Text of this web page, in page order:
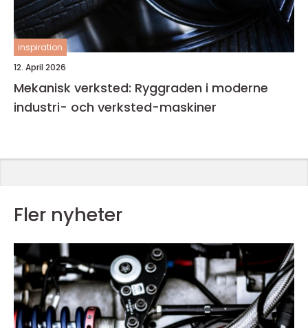
inspiration
12. April 2026
Mekanisk verksted: Ryggraden i moderne
industri- och verksted-maskiner
Fler nyheter